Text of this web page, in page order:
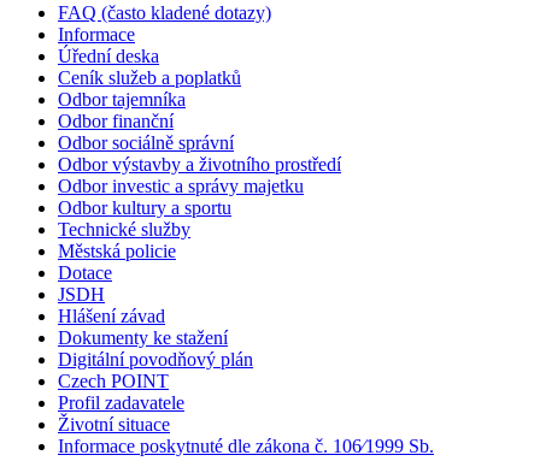
FAQ (často kladené dotazy)
Informace
Úřední deska
Ceník služeb a poplatků
Odbor tajemníka
Odbor finanční
Odbor sociálně správní
Odbor výstavby a životního prostředí
Odbor investic a správy majetku
Odbor kultury a sportu
Technické služby
Městská policie
Dotace
JSDH
Hlášení závad
Dokumenty ke stažení
Digitální povodňový plán
Czech POINT
Profil zadavatele
Životní situace
Informace poskytnuté dle zákona č. 106⁄1999 Sb.